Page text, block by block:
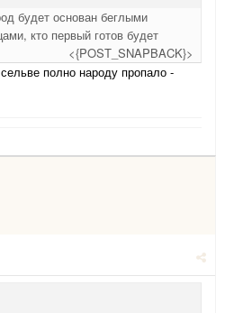
будет основан беглыми
кто первый готов будет
<{POST_SNAPBACK}>
полно народу пропало -